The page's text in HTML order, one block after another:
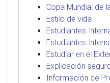
Copa Mundial de
Estilo de vida
Estudiantes
Estudiantes
Estudiar en el
Explicación
Información de